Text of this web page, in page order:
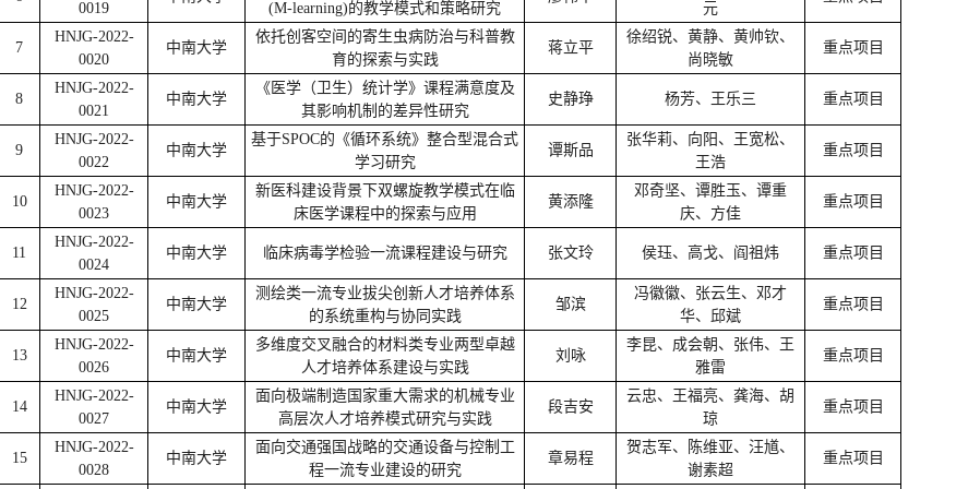
0019
(M-learning)的教学模式和策略研究
元
7
HNJG-2022-
0020
中南大学
依托创客空间的寄生虫病防治与科普教
育的探索与实践
蒋立平
徐绍锐、黄静、黄帅钦、
尚晓敏
重点项目
8
HNJG-2022-
0021
中南大学
《医学（卫生）统计学》课程满意度及
其影响机制的差异性研究
史静琤 杨芳、王乐三 重点项目
9
HNJG-2022-
0022
中南大学
基于SPOC的《循环系统》整合型混合式
学习研究
谭斯品
张华莉、向阳、王宽松、
王浩
重点项目
10
HNJG-2022-
0023
中南大学
新医科建设背景下双螺旋教学模式在临
床医学课程中的探索与应用
黄添隆
邓奇坚、谭胜玉、谭重
庆、方佳
重点项目
11
HNJG-2022-
0024
中南大学 临床病毒学检验一流课程建设与研究 张文玲 侯珏、高戈、阎祖炜 重点项目
12
HNJG-2022-
0025
中南大学
测绘类一流专业拔尖创新人才培养体系
的系统重构与协同实践
邹滨
冯徽徽、张云生、邓才
华、邱斌
重点项目
13
HNJG-2022-
0026
中南大学
多维度交叉融合的材料类专业两型卓越
人才培养体系建设与实践
刘咏
李昆、成会朝、张伟、王
雅雷
重点项目
14
HNJG-2022-
0027
中南大学
面向极端制造国家重大需求的机械专业
高层次人才培养模式研究与实践
段吉安
云忠、王福亮、龚海、胡
琼
重点项目
15
HNJG-2022-
0028
中南大学
面向交通强国战略的交通设备与控制工
程一流专业建设的研究
章易程
贺志军、陈维亚、汪馗、
谢素超
重点项目